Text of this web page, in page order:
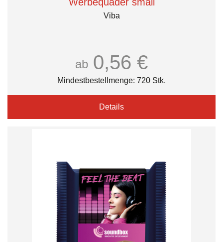
Viba
ab 0,56 €
Mindestbestellmenge: 720 Stk.
Details